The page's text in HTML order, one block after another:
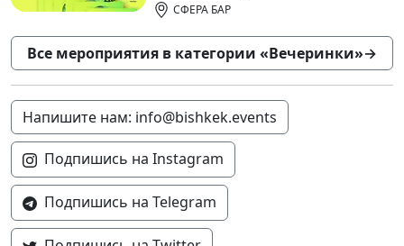
СФЕРА БАР
Все мероприятия в категории «Вечеринки»→
Напишите нам: info@bishkek.events
Подпишись на Instagram
Подпишись на Telegram